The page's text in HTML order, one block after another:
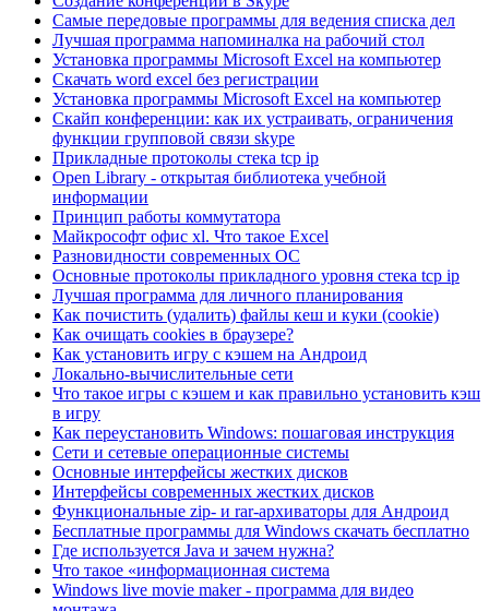
Самые передовые программы для ведения списка дел
Лучшая программа напоминалка на рабочий стол
Установка программы Microsoft Excel на компьютер
Скачать word excel без регистрации
Установка программы Microsoft Excel на компьютер
Скайп конференции: как их устраивать, ограничения
функции групповой связи skype
Прикладные протоколы стека tcp ip
Open Library - открытая библиотека учебной
информации
Принцип работы коммутатора
Майкрософт офис xl. Что такое Excel
Разновидности современных ОС
Основные протоколы прикладного уровня стека tcp ip
Лучшая программа для личного планирования
Как почистить (удалить) файлы кеш и куки (cookie)
Как очищать cookies в браузере?
Как установить игру с кэшем на Андроид
Локально-вычислительные сети
Что такое игры с кэшем и как правильно установить кэш
в игру
Как переустановить Windows: пошаговая инструкция
Сети и сетевые операционные системы
Основные интерфейсы жестких дисков
Интерфейсы современных жестких дисков
Функциональные zip- и rar-архиваторы для Андроид
Бесплатные программы для Windows скачать бесплатно
Где используется Java и зачем нужна?
Что такое «информационная система
Windows live movie maker - программа для видео